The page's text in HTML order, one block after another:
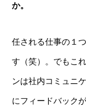
新卒採用
キャリア採用
おすすめコンテ
か。
任される仕事の１
す（笑）。でもこ
ンは社内コミュニ
にフィードバック